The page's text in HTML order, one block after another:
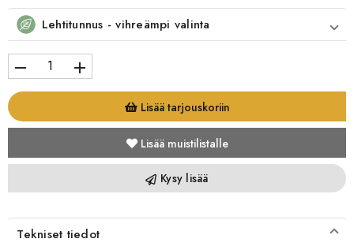
Lehtitunnus - vihreämpi valinta
remove add
Lisää tarjouskoriin
Lisää muistilistalle
Kysy lisää
Tekniset tiedot